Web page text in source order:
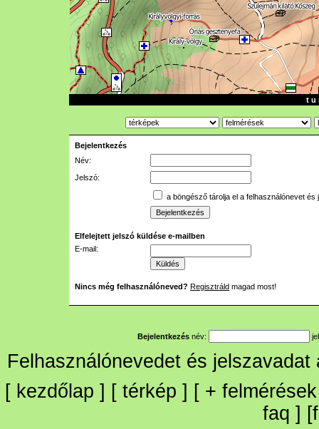
t u
Bejelentkezés
Név:
Jelszó:
a böngésző tárolja el a felhasználónevet és
Elfelejtett jelszó küldése e-mailben
E-mail:
Nincs még felhasználóneved? Regisztráld magad most!
Bejelentkezés név:
Felhasználónevedet és
[ kezdőlap ] [ térkép ] [ + felmérések
faq ] [